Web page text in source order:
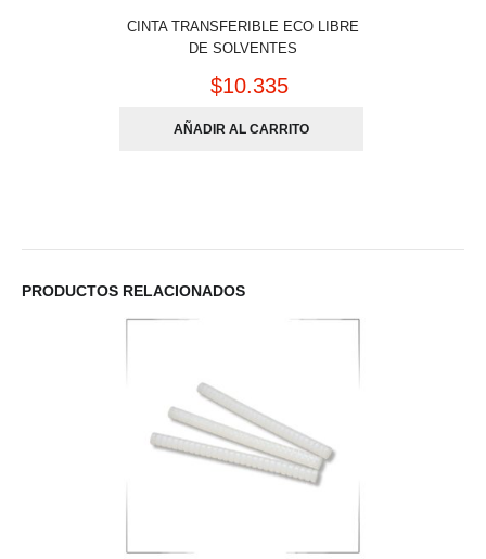
CINTA TRANSFERIBLE ECO LIBRE
DE SOLVENTES
$10.335
AÑADIR AL CARRITO
PRODUCTOS RELACIONADOS